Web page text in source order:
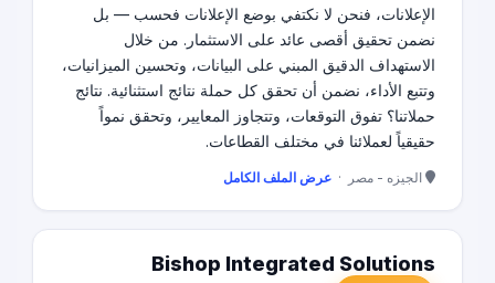
الإعلانات، فنحن لا نكتفي بوضع الإعلانات فحسب — بل
نضمن تحقيق أقصى عائد على الاستثمار. من خلال
الاستهداف الدقيق المبني على البيانات، وتحسين الميزانيات،
وتتبع الأداء، نضمن أن تحقق كل حملة نتائج استثنائية. نتائج
حملاتنا؟ تفوق التوقعات، وتتجاوز المعايير، وتحقق نمواً
حقيقياً لعملائنا في مختلف القطاعات.
الجيزه - مصر · عرض الملف الكامل
Bishop Integrated Solutions